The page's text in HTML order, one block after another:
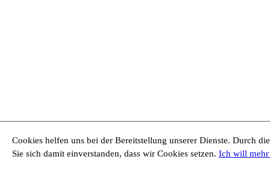
Cookies helfen uns bei der Bereitstellung unserer Dienste. Durch
Sie sich damit einverstanden, dass wir Cookies setzen. Ich will mehr